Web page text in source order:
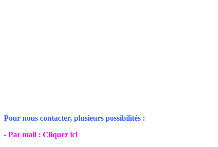
Pour nous contacter, plusieurs possibilités :
- Par mail : Cliquez ici